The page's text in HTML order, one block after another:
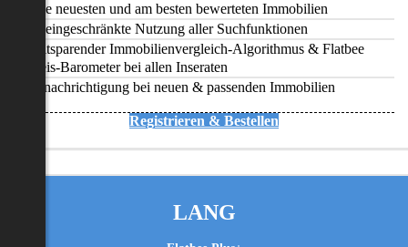
Alle neuesten und am besten bewerteten Immobilien
Uneingeschränkte Nutzung aller Suchfunktionen
Zeitsparender Immobilienvergleich-Algorithmus & Flatbee
Preis-Barometer bei allen Inseraten
Benachrichtigung bei neuen & passenden Immobilien
Registrieren & Bestellen
LANG